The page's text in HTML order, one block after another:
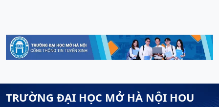
TRƯỜNG ĐẠI HỌC MỞ HÀ NỘI HOU